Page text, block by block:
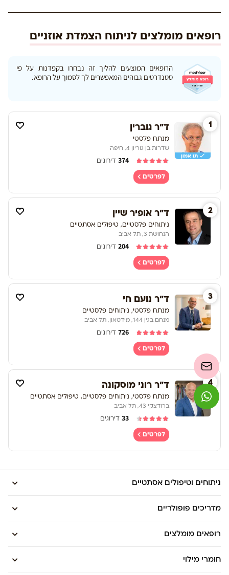
רופאים מומלצים לניתוח הצמדת אוזניים
הרופאים המוצעים להליך זה נבחרו בקפדנות על פי
סטנדרטים גבוהים המאפשרים לך לסמוך על הרופא.
תו אמון
ד"ר גוברין
מנתח פלסטי
שדרות בן גוריון 4, חיפה
374 דירוגים
1
לפרטים
ד"ר אופיר שיין
ניתוחים פלסטיים, טיפולים אסתטיים
הנחושת 3, תל אביב
204 דירוגים
2
לפרטים
ד"ר נועם חי
מנתח פלסטי, ניתוחים פלסטיים
מנחם בגין 144, מידטאון, תל אביב
726 דירוגים
3
לפרטים
ד"ר רוני מוסקונה
מנתח פלסטי, ניתוחים פלסטיים, טיפולים אסתטיים
ברודצקי 43, תל אביב
33 דירוגים
4
לפרטים
ניתוחים וטיפולים אסתטיים
מדריכים פופולריים
רופאים מומלצים
חומרי מילוי